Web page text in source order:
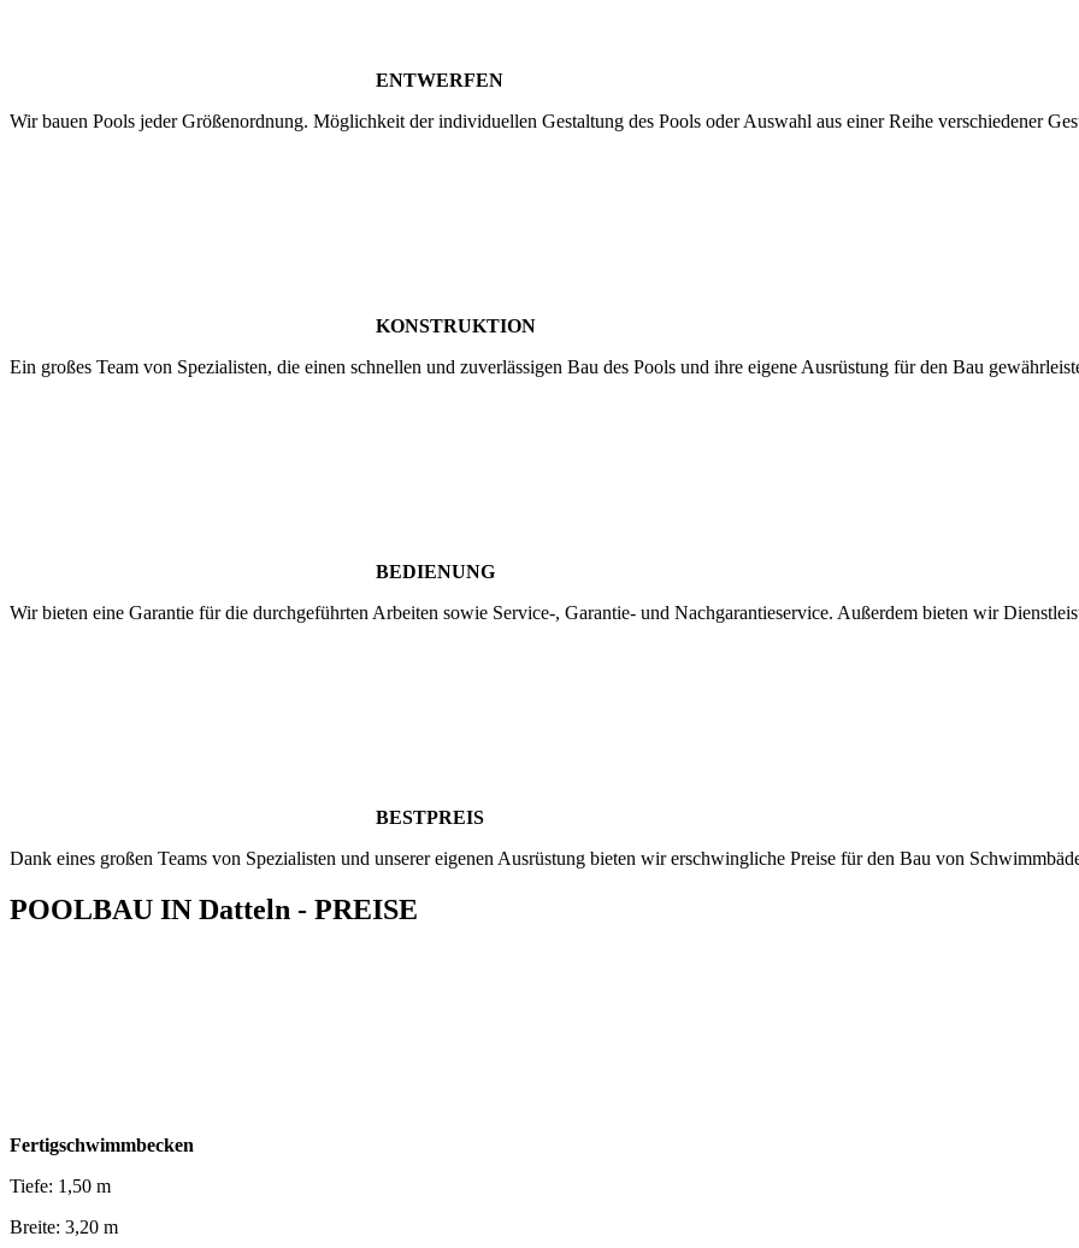
ENTWERFEN
Wir bauen Pools jeder Größenordnung. Möglichkeit der individuellen Gestaltung des Pools oder Auswahl aus einer Reihe verschiedener
KONSTRUKTION
Ein großes Team von Spezialisten, die einen schnellen und zuverlässigen Bau des Pools und ihre eigene Ausrüstung für den Bau
BEDIENUNG
Wir bieten eine Garantie für die durchgeführten Arbeiten sowie Service-, Garantie- und Nachgarantieservice. Außerdem bieten wir
BESTPREIS
Dank eines großen Teams von Spezialisten und unserer eigenen Ausrüstung bieten wir erschwingliche Preise für den Bau von
POOLBAU IN Datteln - PREISE
Fertigschwimmbecken
Tiefe: 1,50 m
Breite: 3,20 m